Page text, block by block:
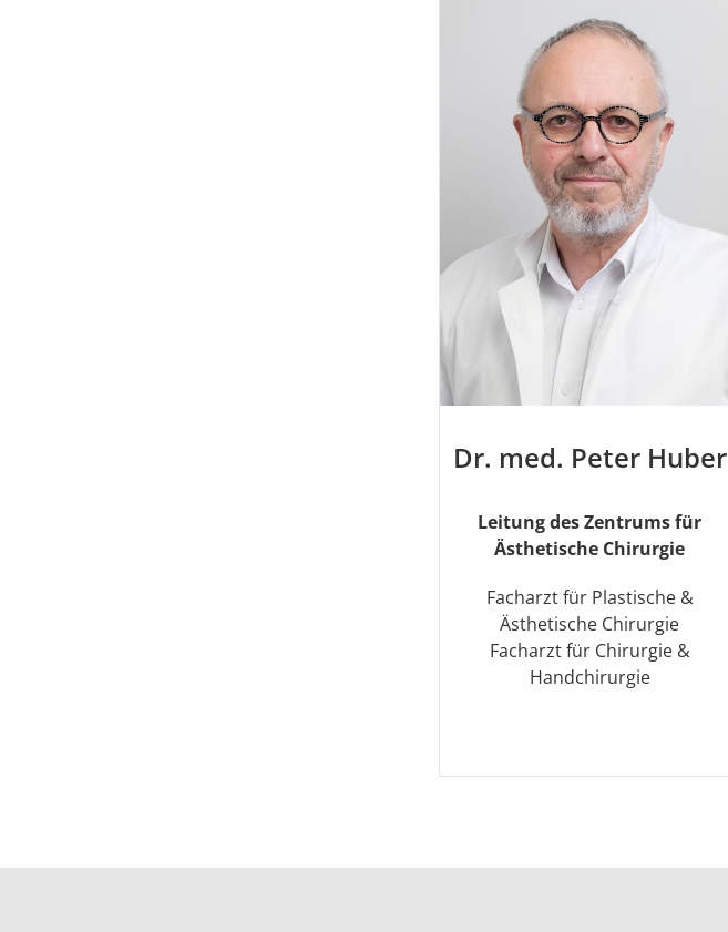
Dr. med. Peter Huber
Leitung des Zentrums für
Ästhetische Chirurgie
Facharzt für Plastische &
Ästhetische Chirurgie
Facharzt für Chirurgie &
Handchirurgie